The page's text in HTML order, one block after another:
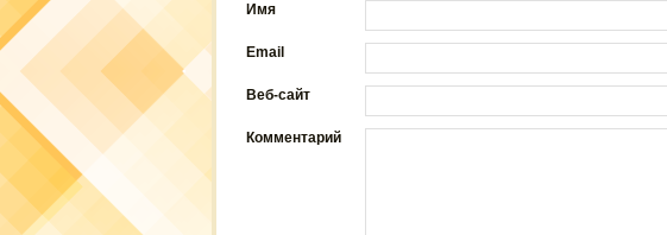
Имя
Email
Веб-сайт
Комментарий